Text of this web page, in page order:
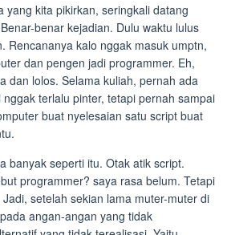
yang kita pikirkan, seringkali datang
benar kejadian. Dulu waktu lulus
Rencananya kalo nggak masuk umptn,
dan pengen jadi programmer. Eh,
dan lolos. Selama kuliah, pernah ada
terlalu pinter, tetapi pernah sampai
buat nyelesaian satu script buat
banyak seperti itu. Otak atik script.
programmer? saya rasa belum. Tetapi
setelah sekian lama muter-muter di
angan-angan yang tidak